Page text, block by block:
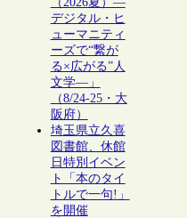
デジタル・ヒ
ューマニティ
ーズで“繋が
る×広がる”人
文学―」
（8/24-25・大
阪府）
埼玉県立久喜
図書館、休館
日特別イベン
ト「本のタイ
トルで一句!」
を開催